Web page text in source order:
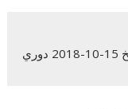
شاهد بث مباشر مباراة اسبانيا وإنجلترا بتاريخ 15-10-2018 دوري